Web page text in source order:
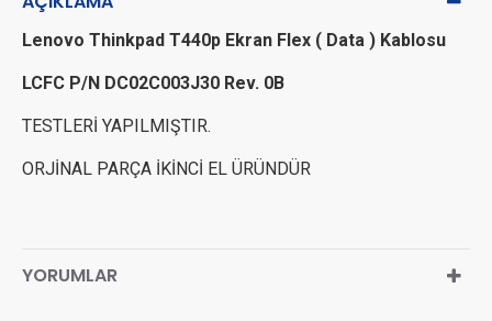
Lenovo Thinkpad T440p Ekran Flex ( Data ) Kablosu
LCFC P/N DC02C003J30 Rev. 0B
TESTLERİ YAPILMIŞTIR.
ORJİNAL PARÇA İKİNCİ EL ÜRÜNDÜR
YORUMLAR